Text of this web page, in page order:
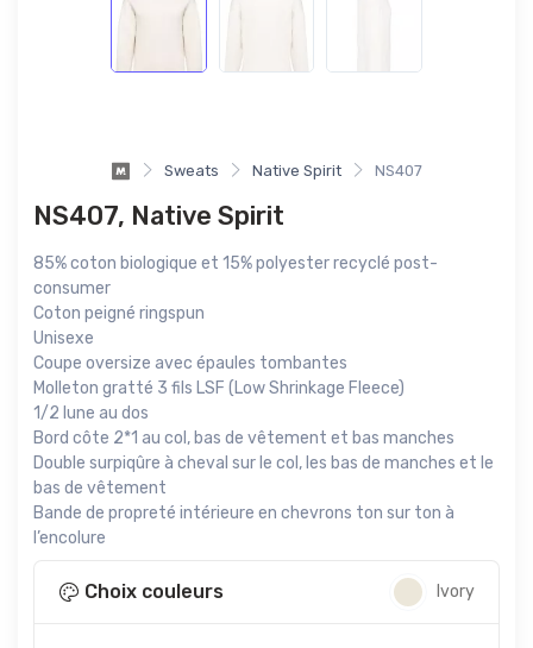
Sweats Native Spirit NS407
NS407, Native Spirit
85% coton biologique et 15% polyester recyclé post-
consumer
Coton peigné ringspun
Unisexe
Coupe oversize avec épaules tombantes
Molleton gratté 3 fils LSF (Low Shrinkage Fleece)
1/2 lune au dos
Bord côte 2*1 au col, bas de vêtement et bas manches
Double surpiqûre à cheval sur le col, les bas de manches et le
bas de vêtement
Bande de propreté intérieure en chevrons ton sur ton à
l’encolure
Choix couleurs Ivory